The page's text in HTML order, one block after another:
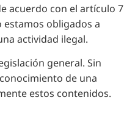
acuerdo con el artículo 7
estamos obligados a
actividad ilegal.
general. Sin
de una
estos contenidos.